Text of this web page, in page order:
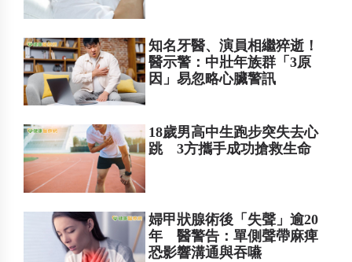
知名牙醫、演員相繼猝逝！
醫示警：中壯年族群「3原
因」易忽略心臟警訊
18歲男高中生跑步突失去心
跳 3方攜手成功搶救生命
婦甲狀腺術後「失聲」逾20
年 醫警告：單側聲帶麻痺
恐影響溝通與吞嚥